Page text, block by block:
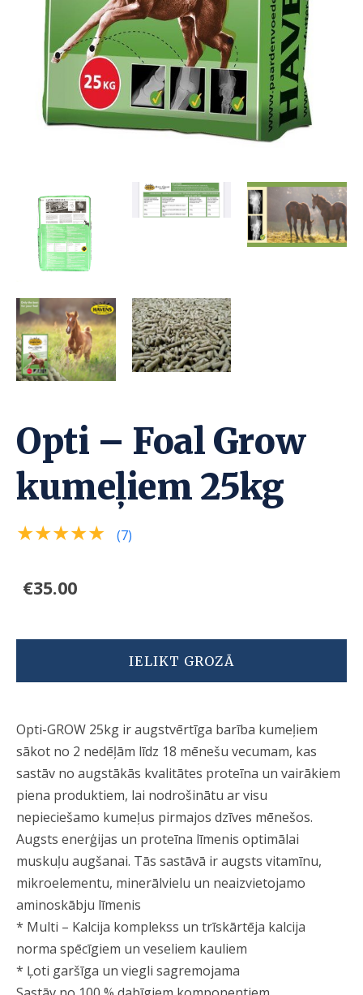
Opti – Foal Grow
kumeļiem 25kg
★★★★★ (7)
€35.00
IELIKT GROZĀ
Opti-GROW 25kg ir augstvērtīga barība kumeļiem
sākot no 2 nedēļām līdz 18 mēnešu vecumam, kas
sastāv no augstākās kvalitātes proteīna un vairākiem
piena produktiem, lai nodrošinātu ar visu
nepieciešamo kumeļus pirmajos dzīves mēnešos.
Augsts enerģijas un proteīna līmenis optimālai
muskuļu augšanai. Tās sastāvā ir augsts vitamīnu,
mikroelementu, minerālvielu un neaizvietojamo
aminoskābju līmenis
* Multi – Kalcija komplekss un trīskārtēja kalcija
norma spēcīgiem un veseliem kauliem
* Ļoti garšīga un viegli sagremojama